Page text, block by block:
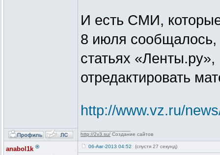
И есть СМИ,
8 июля сообщалось,
статьях
отредактировать
http://www.vz.ru/
http://2v3.su/ Создание сайтов
anabol1k ® 06-Авг-2013 04:52 (спустя 27 секунд)